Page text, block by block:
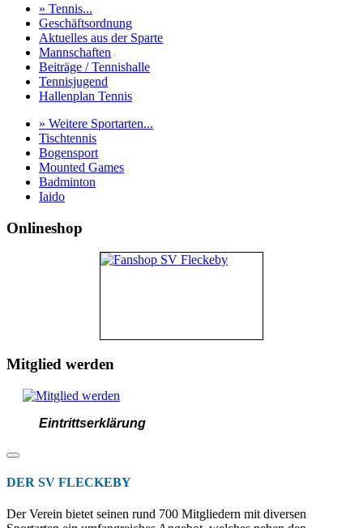
» Tennis...
Geschäftsordnung
Aktuelles aus der Sparte
Mannschaften
Beiträge / Tennishalle
Tennisjugend
Hallenplan Tennis
» Weitere Sportarten...
Tischtennis
Bogensport
Mounted Games
Badminton
Iaido
Onlineshop
Mitglied werden
Eintrittserklärung
DER SV FLECKEBY
Der Verein bietet seinen rund 700 Mitgliedern mit diversen